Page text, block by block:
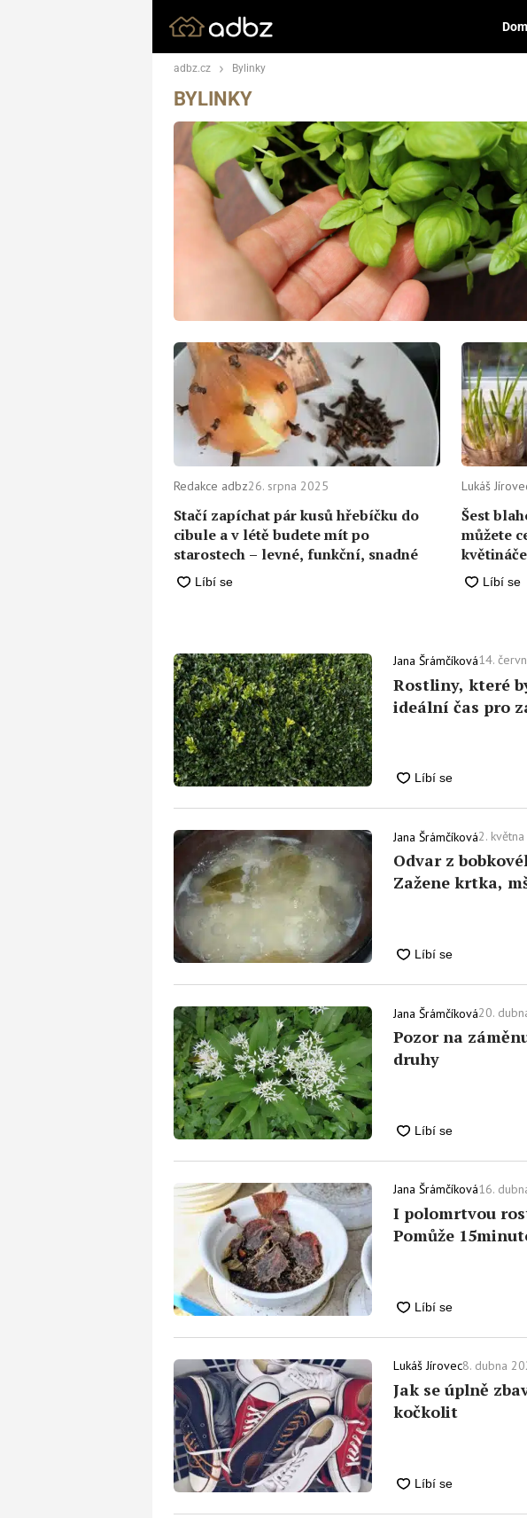
adbz.cz Bylinky
BYLINKY
Stačí zapíchat pár kusů hřebíčku do
cibule a v létě budete mít po
starostech – levné, funkční, snadné
Redakce adbz26. srpna 2025
Šest
můžete
vodou
Lukáš
Jana Šrámčíková14.
Rostliny, které
ideální čas pro
Jana Šrámčíková2.
Odvar z
Zažene krtka,
Jana Šrámčíková20.
Pozor na
druhy
Jana Šrámčíková16.
I polomrtvou
Pomůže
Lukáš Jírovec8. dubna
Jak se úplně
kočkolit